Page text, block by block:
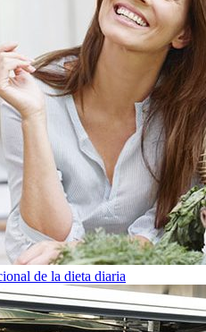
de la dieta diaria